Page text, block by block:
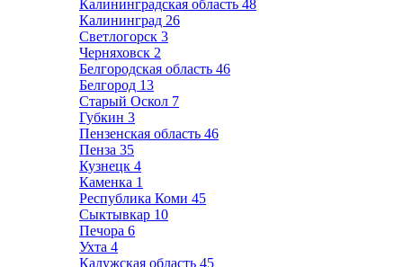
Калининградская область 48
Калининград 26
Светлогорск 3
Черняховск 2
Белгородская область 46
Белгород 13
Старый Оскол 7
Губкин 3
Пензенская область 46
Пенза 35
Кузнецк 4
Каменка 1
Республика Коми 45
Сыктывкар 10
Печора 6
Ухта 4
Калужская область 45